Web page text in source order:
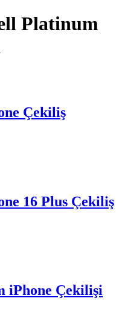
Platinum
Çekiliş
16 Plus Çekiliş
iPhone Çekilişi